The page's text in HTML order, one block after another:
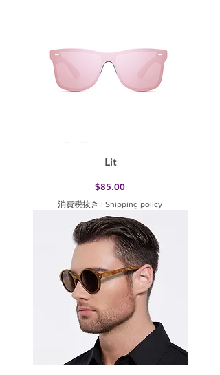
Lit
価格
$85.00
消費税抜き | Shipping policy